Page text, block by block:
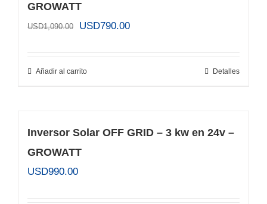
GROWATT
USD1,090.00
El
USD790.00El
Añadir al carrito Detalles
Inversor Solar OFF GRID – 3 kw en 24v –
GROWATT
USD990.00